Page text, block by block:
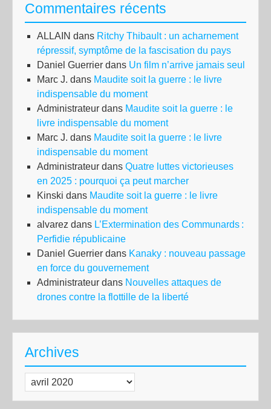
Commentaires récents
ALLAIN dans Ritchy Thibault : un acharnement
répressif, symptôme de la fascisation du pays
Daniel Guerrier dans Un film n’arrive jamais seul
Marc J. dans Maudite soit la guerre : le livre
indispensable du moment
Administrateur dans Maudite soit la guerre : le
livre indispensable du moment
Marc J. dans Maudite soit la guerre : le livre
indispensable du moment
Administrateur dans Quatre luttes victorieuses
en 2025 : pourquoi ça peut marcher
Kinski dans Maudite soit la guerre : le livre
indispensable du moment
alvarez dans L’Extermination des Communards :
Perfidie républicaine
Daniel Guerrier dans Kanaky : nouveau passage
en force du gouvernement
Administrateur dans Nouvelles attaques de
drones contre la flottille de la liberté
Archives
Archives